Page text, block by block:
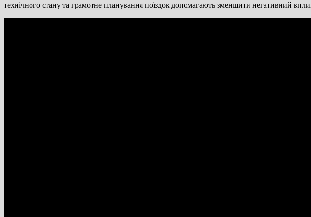
технічного стану та грамотне планування поїздок допомагають зменшити негативний